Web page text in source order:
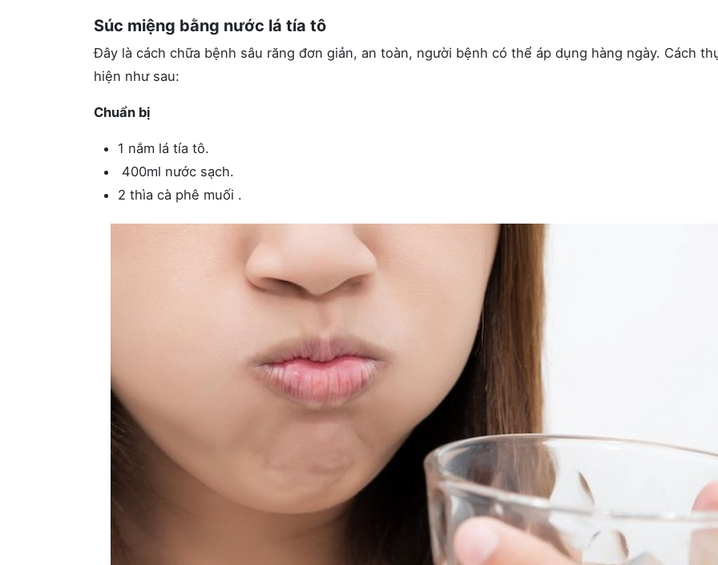
Súc miệng bằng nước lá tía tô
Đây là cách chữa bệnh sâu răng đơn giản, an toàn, người bệnh có thể áp dụng hàng ngày. Cách
hiện như sau:
Chuẩn bị
1 nắm lá tía tô.
400ml nước sạch.
2 thìa cà phê muối .